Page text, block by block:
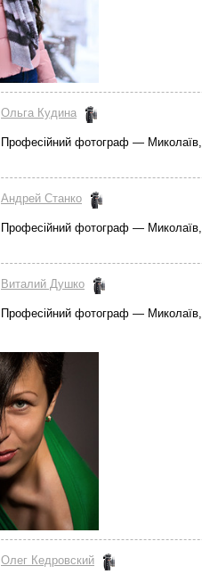
Ольга Кудина
Професійний фотограф — Миколаїв,
Андрей Станко
Професійний фотограф — Миколаїв,
Виталий Душко
Професійний фотограф — Миколаїв,
Олег Кедровский